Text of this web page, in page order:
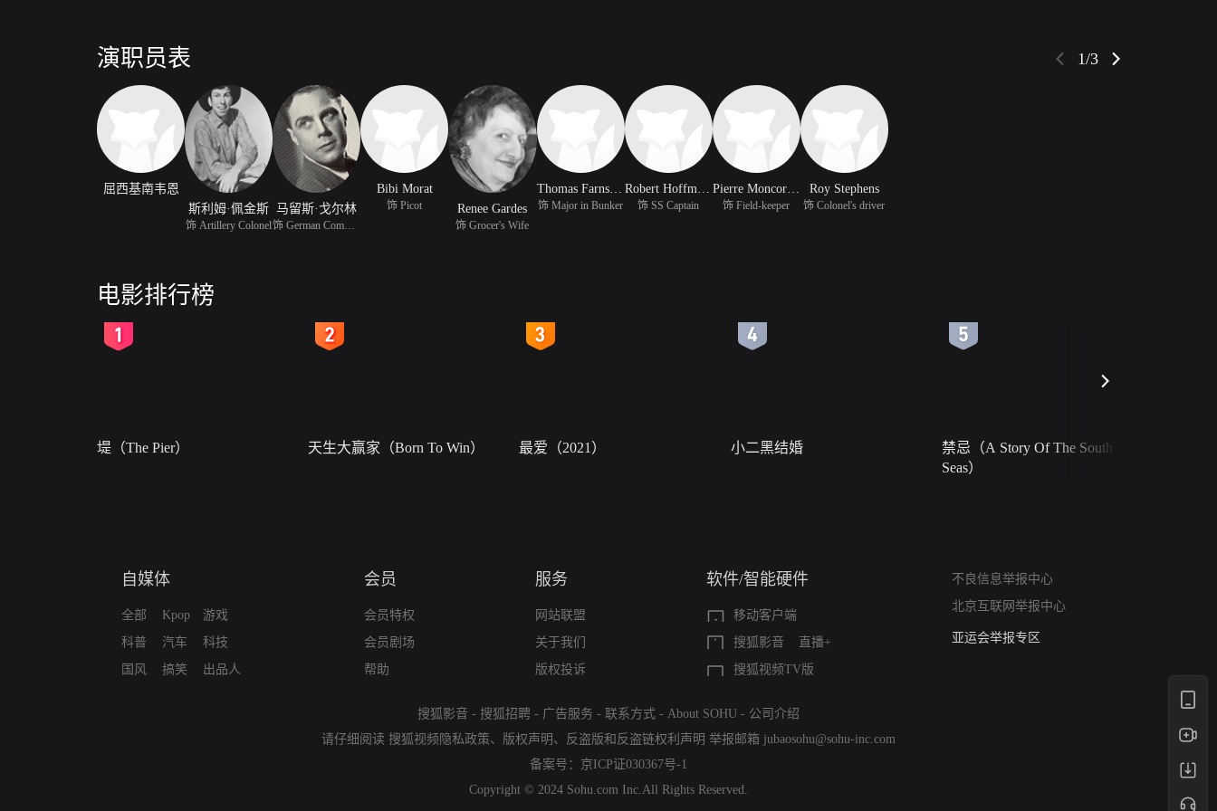
演职员表 1/3
屈西基南韦恩
斯利姆·佩金斯
饰 Artillery Colonel
马留斯·戈尔林
Bibi Morat
饰 Picot Renee Gardes
饰 Grocer's Wife
Thomas Farnsworth
饰 Major in Bunker
Robert Hoffmann
饰 SS Captain
Pierre Moncorbier
饰 Field-keeper
Roy Stephens
饰 Colonel's driver
电影排行榜
堤（The Pier） 天生大赢家（Born To Win） 最爱（2021） 小二黑结婚
禁忌（A Story Of The South
Seas）
自媒体
全部
科普
国风
Kpop
汽车
搞笑
游戏
科技
出品人
会员
会员特权
会员剧场
帮助
服务
网站联盟
关于我们
版权投诉
软件/智能硬件
移动客户端
搜狐影音
直播+
搜狐视频TV版
不良信息举报中心
北京互联网举报中心
算法推荐专项举报
亚运会举报专区
搜狐影音 - 搜狐招聘 - 广告服务 - 联系方式 - About SOHU - 公司介绍
请仔细阅读 搜狐视频隐私政策、 版权声明 、 反盗版和反盗链权利声明 举报邮箱 jubaosohu@sohu-inc.com
备案号： 京ICP证030367号-1
Copyright © 2024 Sohu.com Inc.All Rights Reserved.